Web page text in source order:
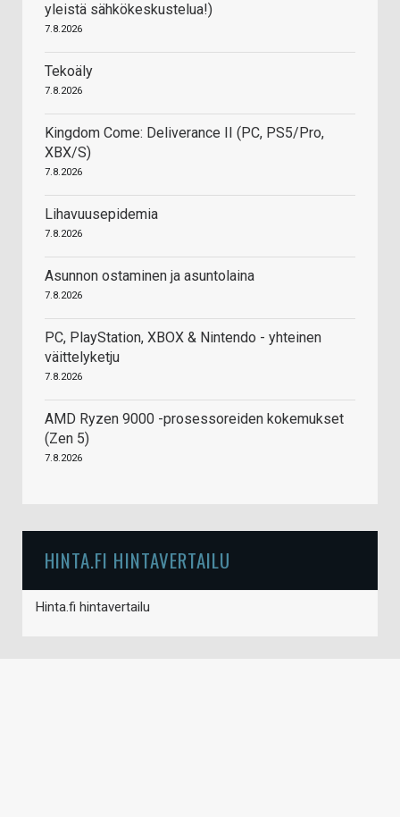
yleistä sähkökeskustelua!)
7.8.2026
Tekoäly
7.8.2026
Kingdom Come: Deliverance II (PC, PS5/Pro,
XBX/S)
7.8.2026
Lihavuusepidemia
7.8.2026
Asunnon ostaminen ja asuntolaina
7.8.2026
PC, PlayStation, XBOX & Nintendo - yhteinen
väittelyketju
7.8.2026
AMD Ryzen 9000 -prosessoreiden kokemukset
(Zen 5)
7.8.2026
HINTA.FI HINTAVERTAILU
Hinta.fi hintavertailu